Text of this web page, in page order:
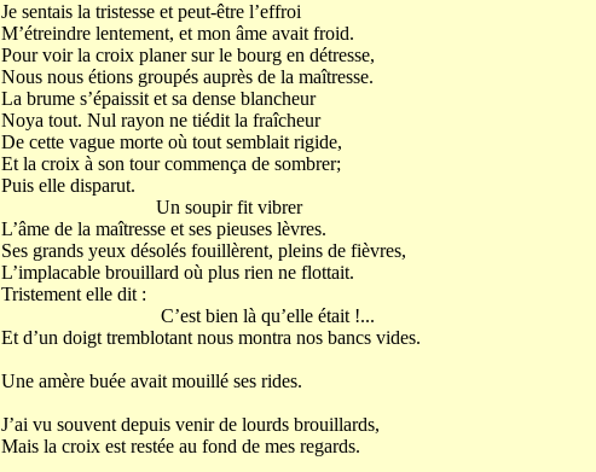
Je sentais la tristesse et peut-être l’effroi
M’étreindre lentement, et mon âme avait froid.
Pour voir la croix planer sur le bourg en détresse,
Nous nous étions groupés auprès de la maîtresse.
La brume s’épaissit et sa dense blancheur
Noya tout. Nul rayon ne tiédit la fraîcheur
De cette vague morte où tout semblait rigide,
Et la croix à son tour commença de sombrer;
Puis elle disparut.
Un soupir fit vibrer
L’âme de la maîtresse et ses pieuses lèvres.
Ses grands yeux désolés fouillèrent, pleins de fièvres,
L’implacable brouillard où plus rien ne flottait.
Tristement elle dit :
C’est bien là qu’elle était !...
Et d’un doigt tremblotant nous montra nos bancs vides.
Une amère buée avait mouillé ses rides.
J’ai vu souvent depuis venir de lourds brouillards,
Mais la croix est restée au fond de mes regards.